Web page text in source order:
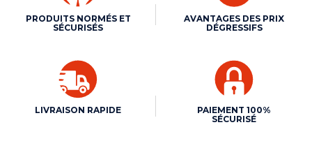
PRODUITS NORMÉS ET
SÉCURISÉS
AVANTAGES DES PRIX
DÉGRESSIFS
LIVRAISON RAPIDE
PAIEMENT 100%
SÉCURISÉ